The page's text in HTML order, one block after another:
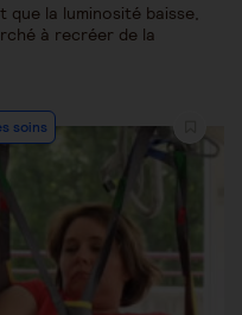
la luminosité baisse,
à recréer de la
soins